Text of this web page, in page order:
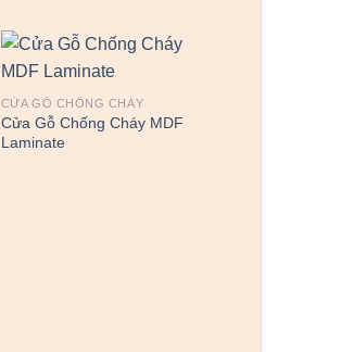
CỬA GỖ CHỐNG CHÁY
Cửa Gỗ Chống Cháy MDF
Laminate